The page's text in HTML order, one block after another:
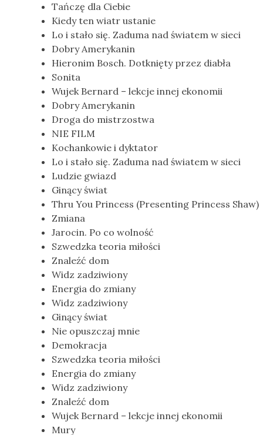
Tańczę dla Ciebie
Kiedy ten wiatr ustanie
Lo i stało się. Zaduma nad światem w sieci
Dobry Amerykanin
Hieronim Bosch. Dotknięty przez diabła
Sonita
Wujek Bernard – lekcje innej ekonomii
Dobry Amerykanin
Droga do mistrzostwa
NIE FILM
Kochankowie i dyktator
Lo i stało się. Zaduma nad światem w sieci
Ludzie gwiazd
Ginący świat
Thru You Princess (Presenting Princess Shaw)
Zmiana
Jarocin. Po co wolność
Szwedzka teoria miłości
Znaleźć dom
Widz zadziwiony
Energia do zmiany
Widz zadziwiony
Ginący świat
Nie opuszczaj mnie
Demokracja
Szwedzka teoria miłości
Energia do zmiany
Widz zadziwiony
Znaleźć dom
Wujek Bernard – lekcje innej ekonomii
Mury